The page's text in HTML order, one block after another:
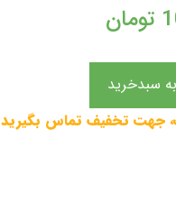
تومان
جهت تخفیف تماس بگیرید